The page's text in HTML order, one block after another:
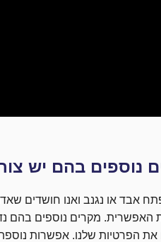
נוספים בהם יש
אבד או נגנב ואנו חושדים
האפשרית. מקרים נוספים בהם
הפרטיות שלנו. אפשרות